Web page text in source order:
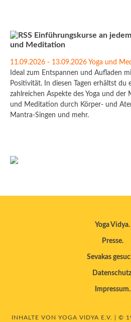
Einführungskurse an
und Meditation
11.09.2026 - 13.09.2026 Yoga und
Ideal zum Entspannen und Aufladen
Positivität. In diesen Tagen erhältst du
zahlreichen Aspekte des Yoga und der
und Meditation durch Körper- und
Mantra-Singen und mehr.
Yoga Vidya
Presse
Sevakas
Datenschutz
Impressum
INHALTE VON YOGA VIDYA E.V. | ©